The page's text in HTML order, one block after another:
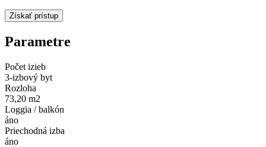
Parametre
Počet izieb
3-izbový byt
Rozloha
73,20 m2
Loggia / balkón
áno
Priechodná izba
áno